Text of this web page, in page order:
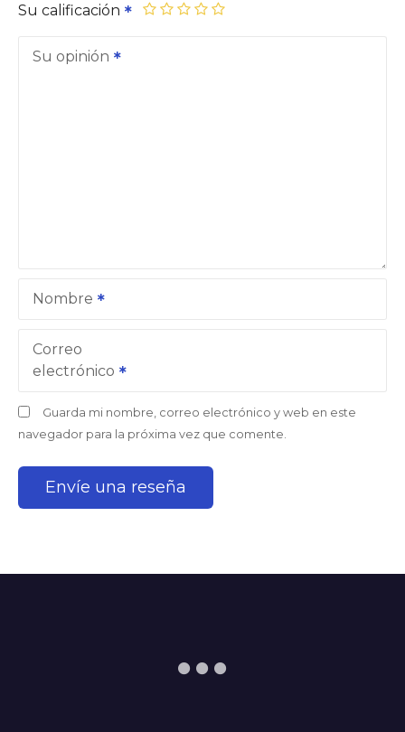
Su calificación
Su opinión
Nombre
Correo
electrónico
Guarda mi nombre, correo electrónico y web en este
navegador para la próxima vez que comente.